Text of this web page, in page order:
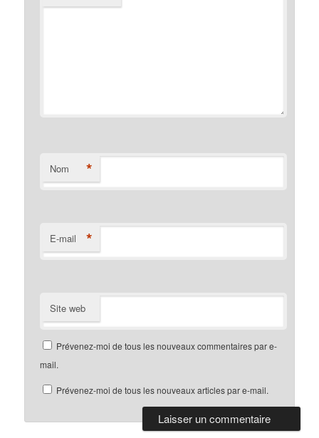
Nom *
E-mail *
Site web
Prévenez-moi de tous les nouveaux commentaires par e-
mail.
Prévenez-moi de tous les nouveaux articles par e-mail.